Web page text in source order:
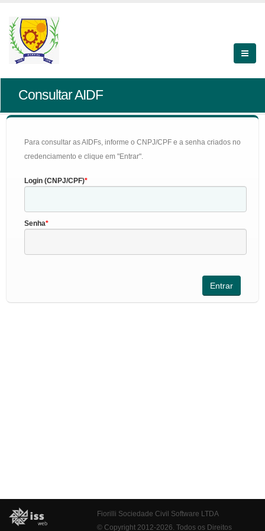
Consultar AIDF
Para consultar as AIDFs, informe o CNPJ/CPF e a senha criados no
credenciamento e clique em "Entrar".
Login (CNPJ/CPF)
Senha
Fiorilli Sociedade Civil Software LTDA
© Copyright 2012-2026. Todos os Direitos